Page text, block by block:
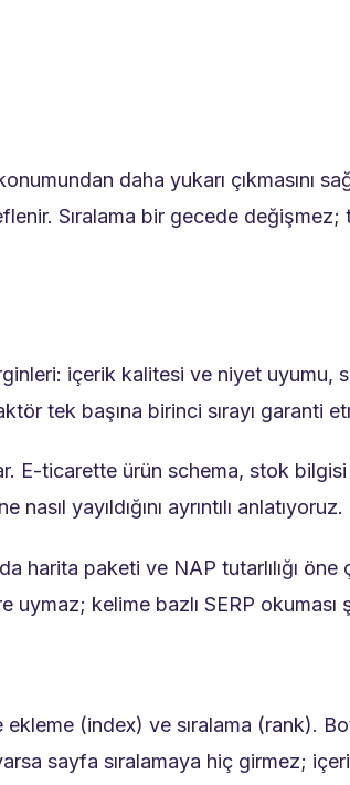
daha yukarı çıkmasını
Sıralama bir gecede değişmez;
içerik kalitesi ve niyet uyumu,
tek başına birinci sırayı garanti
ticarette ürün schema, stok bilgisi
yayıldığını ayrıntılı anlatıyoruz.
harita paketi ve NAP tutarlılığı
kelime bazlı SERP okuması
(index) ve sıralama (rank). Bot
sayfa sıralamaya hiç girmez;